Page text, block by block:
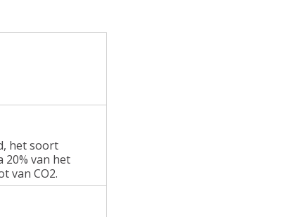
het soort
20% van het
van CO2.